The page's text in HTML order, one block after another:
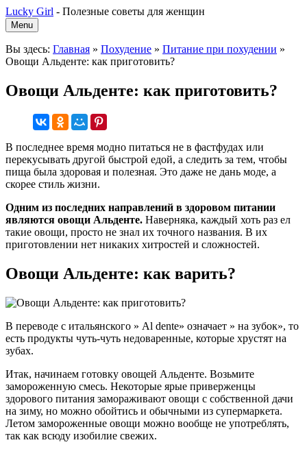
Lucky Girl - Полезные советы для женщин
Menu
Вы здесь: Главная » Похудение » Питание при похудении »
Овощи Альденте: как приготовить?
Овощи Альденте: как приготовить?
В последнее время модно питаться не в фастфудах или
перекусывать другой быстрой едой, а следить за тем, чтобы
пища была здоровая и полезная. Это даже не дань моде, а
скорее стиль жизни.
Одним из последних направлений в здоровом питании
являются овощи Альденте. Наверняка, каждый хоть раз ел
такие овощи, просто не знал их точного названия. В их
приготовлении нет никаких хитростей и сложностей.
Овощи Альденте: как варить?
В переводе с итальянского » Al dente» означает » на зубок», то
есть продукты чуть-чуть недоваренные, которые хрустят на
зубах.
Итак, начинаем готовку овощей Альденте. Возьмите
замороженную смесь. Некоторые ярые приверженцы
здорового питания замораживают овощи с собственной дачи
на зиму, но можно обойтись и обычными из супермаркета.
Летом замороженные овощи можно вообще не употреблять,
так как всюду изобилие свежих.